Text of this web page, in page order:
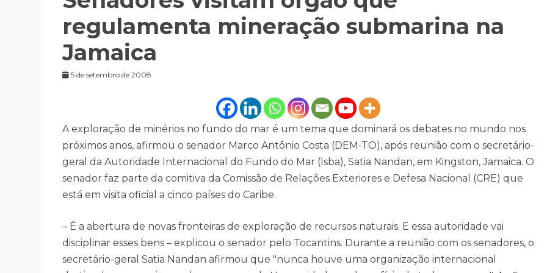
regulamenta mineração submarina na
Jamaica
5 de setembro de 2008
A exploração de minérios no fundo do mar é um tema que dominará os debates no mundo nos
próximos anos, afirmou o senador Marco Antônio Costa (DEM-TO), após reunião com o secretário-
geral da Autoridade Internacional do Fundo do Mar (Isba), Satia Nandan, em Kingston, Jamaica. O
senador faz parte da comitiva da Comissão de Relações Exteriores e Defesa Nacional (CRE) que
está em visita oficial a cinco países do Caribe.
– É a abertura de novas fronteiras de exploração de recursos naturais. E essa autoridade vai
disciplinar esses bens – explicou o senador pelo Tocantins. Durante a reunião com os senadores, o
secretário-geral Satia Nandan afirmou que "nunca houve uma organização internacional